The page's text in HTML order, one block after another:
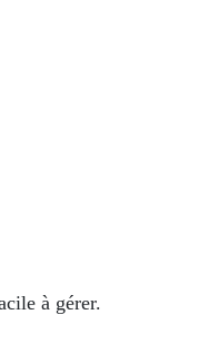
à gérer.